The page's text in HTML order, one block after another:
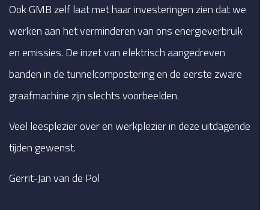
Ook GMB zelf laat met haar investeringen zien dat we
werken aan het verminderen van ons energieverbruik
en emissies. De inzet van elektrisch aangedreven
banden in de tunnelcompostering en de eerste zware
graafmachine zijn slechts voorbeelden.
Veel leesplezier over en werkplezier in deze uitdagende
tijden gewenst.
Gerrit-Jan van de Pol